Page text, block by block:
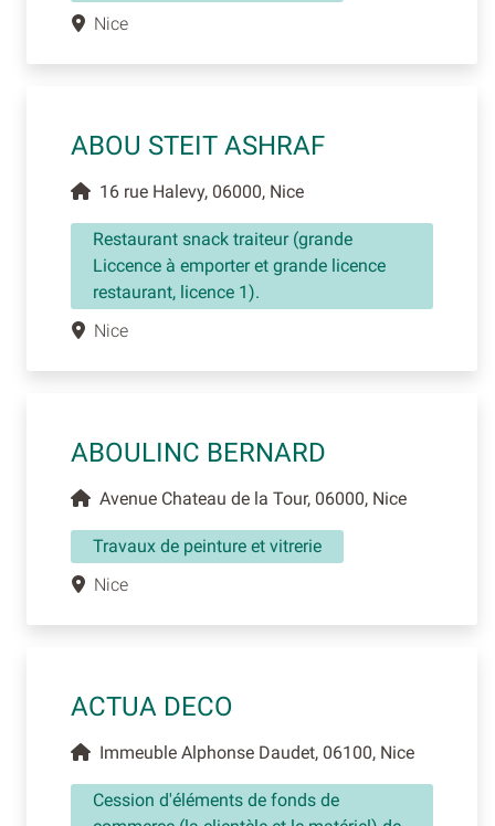
Nice
ABOU STEIT ASHRAF
16 rue Halevy, 06000, Nice
Restaurant snack traiteur (grande
Liccence à emporter et grande licence
restaurant, licence 1).
Nice
ABOULINC BERNARD
Avenue Chateau de la Tour, 06000, Nice
Travaux de peinture et vitrerie
Nice
ACTUA DECO
Immeuble Alphonse Daudet, 06100, Nice
Cession d'éléments de fonds de